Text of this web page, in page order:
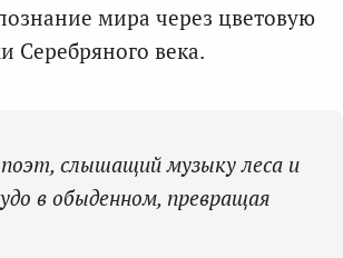
мира через цветовую
Серебряного века.
слышащий музыку леса и
в обыденном, превращая